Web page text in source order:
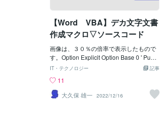
'揺れ角 '------------------------------------
--------------------------------------- Dim Ip As
Integer, Jp As Integer Dim Kp As Intege
r Dim intDxp As Integer, intDyp As In
【Word VBA】デカ文字文書
作成マクロ▽ソースコード
画像は、３０％の倍率で表示したもので
す。Option Explicit Option Base 0 ' Publi
c Sub デカ文字文書作成マクロ() '↓フ
"UD デジタル 教科書体 NK-B" Const D
ECAFONTSIZE = 470 'フォン
トサイズ '↓表示文字 Const DECAM
記事
IT・テクノロジー
11
大久保 雄一 2022/12/16